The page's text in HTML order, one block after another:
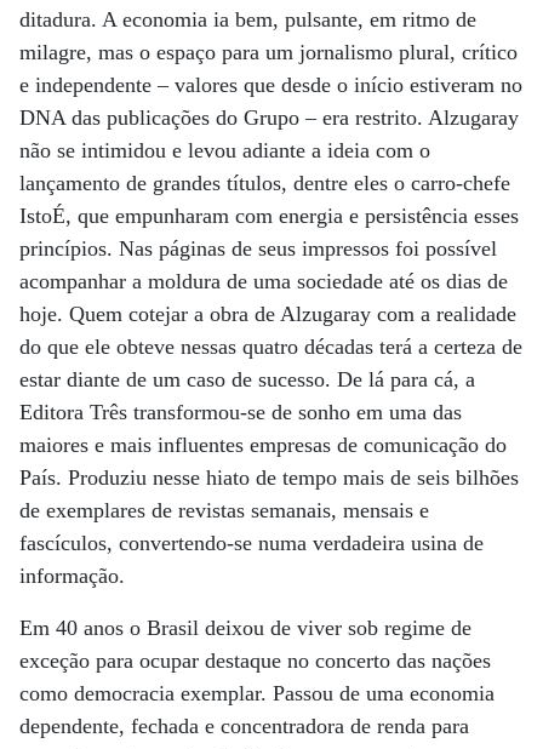
ditadura. A economia ia bem, pulsante, em ritmo de
milagre, mas o espaço para um jornalismo plural, crítico
e independente – valores que desde o início estiveram no
DNA das publicações do Grupo – era restrito. Alzugaray
não se intimidou e levou adiante a ideia com o
lançamento de grandes títulos, dentre eles o carro-chefe
IstoÉ, que empunharam com energia e persistência esses
princípios. Nas páginas de seus impressos foi possível
acompanhar a moldura de uma sociedade até os dias de
hoje. Quem cotejar a obra de Alzugaray com a realidade
do que ele obteve nessas quatro décadas terá a certeza de
estar diante de um caso de sucesso. De lá para cá, a
Editora Três transformou-se de sonho em uma das
maiores e mais influentes empresas de comunicação do
País. Produziu nesse hiato de tempo mais de seis bilhões
de exemplares de revistas semanais, mensais e
fascículos, convertendo-se numa verdadeira usina de
informação.
Em 40 anos o Brasil deixou de viver sob regime de
exceção para ocupar destaque no concerto das nações
como democracia exemplar. Passou de uma economia
dependente, fechada e concentradora de renda para